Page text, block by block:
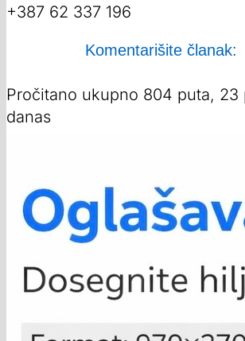
+387 62 337 196
Komentarišite članak:
Pročitano ukupno 804 puta, 23
danas